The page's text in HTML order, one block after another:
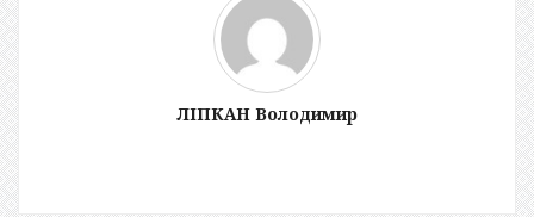
ЛІПКАН Володимир